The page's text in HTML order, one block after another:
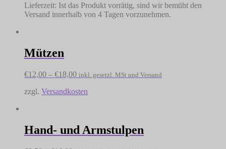
Lieferzeit: Ist das Produkt vorrätig, sind wir bemüht den
Versand innerhalb von 4 Tagen vorzunehmen.
Mützen
€12,00 – €18,00 inkl. gesetzl. MSt und Versand
zzgl. Versandkosten
Hand- und Armstulpen